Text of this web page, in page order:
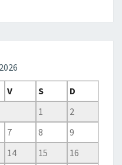
V S
D
1
2
7 8
9
14 15
16